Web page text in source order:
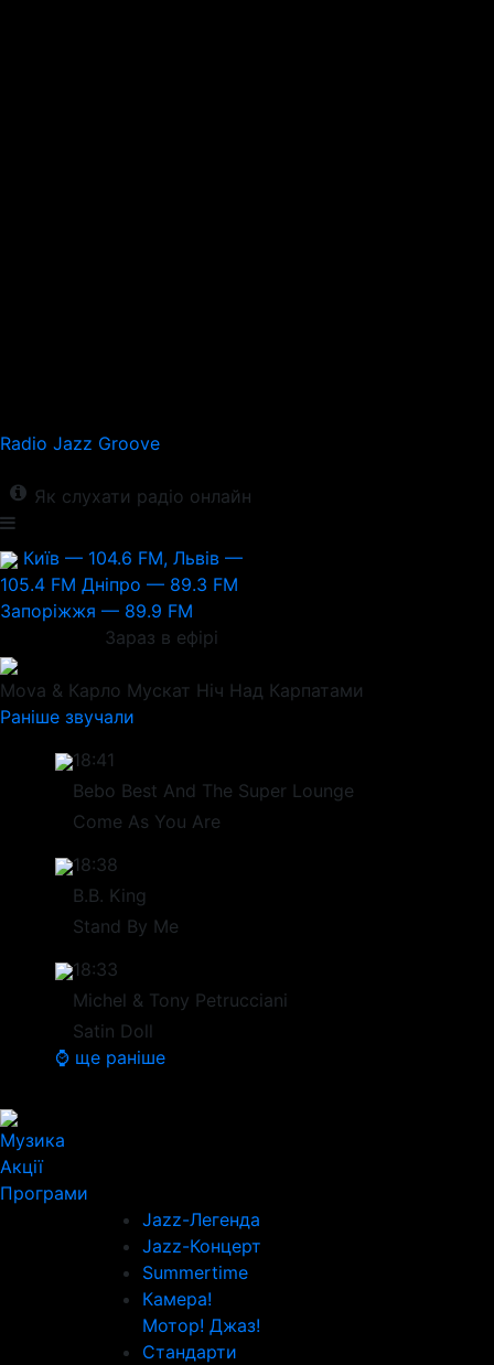
Radio Jazz Groove
Як слухати радіо онлайн
Київ — 104.6 FM, Львів —
105.4 FM Дніпро — 89.3 FM
Запоріжжя — 89.9 FM
Зараз в ефірі
Mova & Карло Мускат Ніч Над Карпатами
Раніше звучали
18:41
Bebo Best And The Super Lounge
Come As You Are
18:38
B.B. King
Stand By Me
18:33
Michel & Tony Petrucciani
Satin Doll
⌚ ще раніше
Музика
Акції
Програми
Jazz-Легенда
Jazz-Концерт
Summertime
Камера!
Мотор! Джаз!
Стандарти